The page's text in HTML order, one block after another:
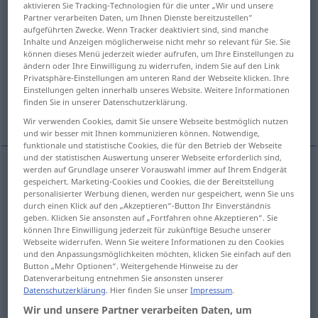
Übersicht aller Übersetzungen
(Für mehr Details die Übersetzung anklicken/antippen)
many-sided, intricate, complex complex
many-sided komplex Problem, Verhältnisse etc
intricate komplexProblem, Verhältnisse etc
complex komplex Problem, Verhältnisse etc
complex komplex Lösung, Planung etc
aktivieren Sie Tracking-Technologien für die unter „Wir und unsere
Partner verarbeiten Daten, um Ihnen Dienste bereitzustellen“
aufgeführten Zwecke. Wenn Tracker deaktiviert sind, sind manche
Inhalte und Anzeigen möglicherweise nicht mehr so relevant für Sie. Sie
können dieses Menü jederzeit wieder aufrufen, um Ihre Einstellungen zu
ändern oder Ihre Einwilligung zu widerrufen, indem Sie auf den Link
Privatsphäre-Einstellungen am unteren Rand der Webseite klicken. Ihre
Einstellungen gelten innerhalb unseres Website. Weitere Informationen
finden Sie in unserer Datenschutzerklärung.
Wir verwenden Cookies, damit Sie unsere Webseite bestmöglich nutzen
und wir besser mit Ihnen kommunizieren können. Notwendige,
funktionale und statistische Cookies, die für den Betrieb der Webseite
und der statistischen Auswertung unserer Webseite erforderlich sind,
werden auf Grundlage unserer Vorauswahl immer auf Ihrem Endgerät
gespeichert. Marketing-Cookies und Cookies, die der Bereitstellung
personalisierter Werbung dienen, werden nur gespeichert, wenn Sie uns
durch einen Klick auf den „Akzeptieren“-Button Ihr Einverständnis
geben. Klicken Sie ansonsten auf „Fortfahren ohne Akzeptieren“. Sie
können Ihre Einwilligung jederzeit für zukünftige Besuche unserer
Webseite widerrufen. Wenn Sie weitere Informationen zu den Cookies
und den Anpassungsmöglichkeiten möchten, klicken Sie einfach auf den
Button „Mehr Optionen“. Weitergehende Hinweise zu der
Datenverarbeitung entnehmen Sie ansonsten unserer
Datenschutzerklärung. Hier finden Sie unserImpressum.
Wir und unsere Partner verarbeiten Daten, um